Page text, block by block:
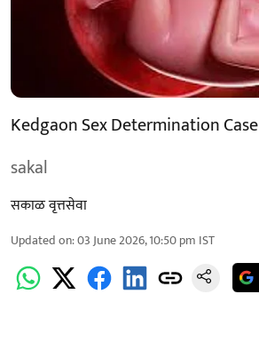
Kedgaon Sex Determination Case
sakal
सकाळ वृत्तसेवा
Updated on:03 June 2026, 10:50 pm IST